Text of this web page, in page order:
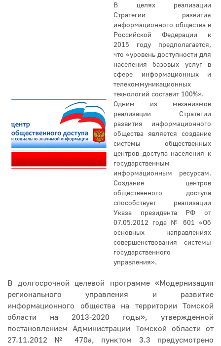
В целях реализации
Стратегии развития
информационного общества в
Российской Федерации к
2015 году предполагается,
что «уровень доступности для
населения базовых услуг в
сфере информационных и
телекоммуникационных
технологий составит 100%».
Одним из механизмов
реализации Стратегии
развития информационного
общества является создание
системы общественных
центров доступа населения к
государственным
информационным ресурсам.
Создание центров
общественного доступа
способствует реализации
Указа президента РФ от
07.05.2012 года № 601 «Об
основных направлениях
совершенствования системы
государственного
управления».
В долгосрочной целевой программе «Модернизация
регионального управления и развитие
информационного общества на территории Томской
области на 2013-2020 годы», утвержденной
постановлением Администрации Томской области от
27.11.2012 № 470а, пунктом 3.3 предусмотрено